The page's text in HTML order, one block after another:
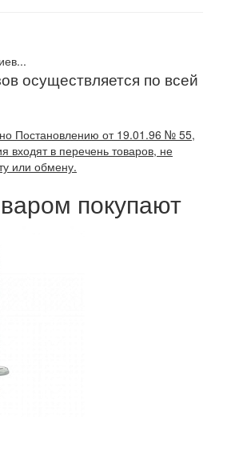
осуществляется по всей
Постановлению от 19.01.96 № 55,
входят в перечень товаров, не
или обмену.
покупают